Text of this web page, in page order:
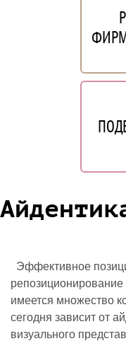
Эффективное
имеется множество
сегодня зависит от
визуального